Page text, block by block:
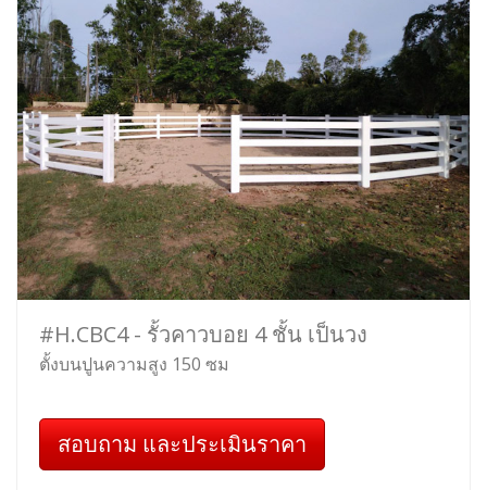
#H.CBC4 - รั้วคาวบอย 4 ชั้น เป็นวง
ตั้งบนปูนความสูง 150 ซม
สอบถาม และประเมินราคา